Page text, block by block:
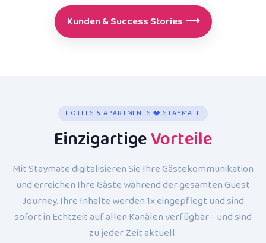
Kunden & Success Stories ⟶
HOTELS & APARTMENTS ❤️ STAYMATE
EinzigartigeVorteile
Mit Staymate digitalisieren Sie Ihre Gästekommunikation
und erreichen Ihre Gäste während der gesamten Guest
Journey. Ihre Inhalte werden 1x eingepflegt und sind
sofort in Echtzeit auf allen Kanälen verfügbar - und sind
zu jeder Zeit aktuell.